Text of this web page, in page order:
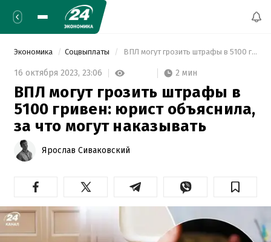
Экономика Соцвыплаты ВПЛ могут грозить штрафы в 5100 гривен: юрист объяснила, за что могут наказывать
16 октября 2023, 23:06 2 мин
ВПЛ могут грозить штрафы в
5100 гривен: юрист объяснила,
за что могут наказывать
Ярослав Сиваковский